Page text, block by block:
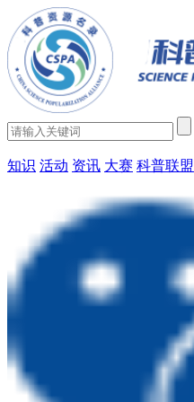
知识 活动 资讯 大赛 科普联盟